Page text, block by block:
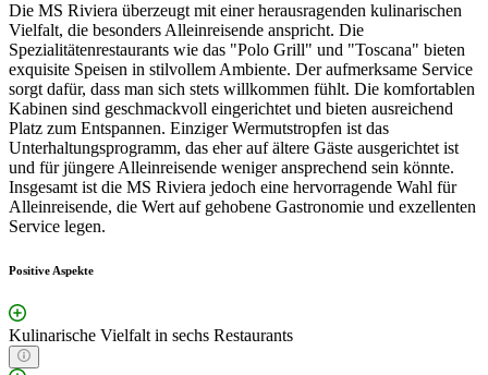
Die MS Riviera überzeugt mit einer herausragenden kulinarischen
Vielfalt, die besonders Alleinreisende anspricht. Die
Spezialitätenrestaurants wie das "Polo Grill" und "Toscana" bieten
exquisite Speisen in stilvollem Ambiente. Der aufmerksame Service
sorgt dafür, dass man sich stets willkommen fühlt. Die komfortablen
Kabinen sind geschmackvoll eingerichtet und bieten ausreichend
Platz zum Entspannen. Einziger Wermutstropfen ist das
Unterhaltungsprogramm, das eher auf ältere Gäste ausgerichtet ist
und für jüngere Alleinreisende weniger ansprechend sein könnte.
Insgesamt ist die MS Riviera jedoch eine hervorragende Wahl für
Alleinreisende, die Wert auf gehobene Gastronomie und exzellenten
Service legen.
Positive Aspekte
Kulinarische Vielfalt in sechs Restaurants